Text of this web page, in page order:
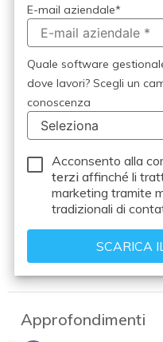
E-mail aziendale*
Quale software
dove lavori? Scegli un
conoscenza
Acconsento alla
terzi affinché li
marketing tramite
tradizionali di
Approfondimenti